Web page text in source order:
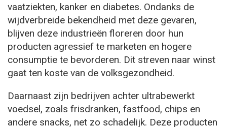
vaatziekten, kanker en diabetes. Ondanks de
wijdverbreide bekendheid met deze gevaren,
blijven deze industrieën floreren door hun
producten agressief te marketen en hogere
consumptie te bevorderen. Dit streven naar winst
gaat ten koste van de volksgezondheid.
Daarnaast zijn bedrijven achter ultrabewerkt
voedsel, zoals frisdranken, fastfood, chips en
andere snacks, net zo schadelijk. Deze producten